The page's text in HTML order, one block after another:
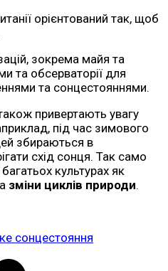
орієнтований так, щоб
зокрема майя та
та обсерваторії для
та сонцестояннями.
привертають увагу
під час зимового
збираються в
схід сонця. Так само
культурах як
зміни циклів природи.
сонцестояння